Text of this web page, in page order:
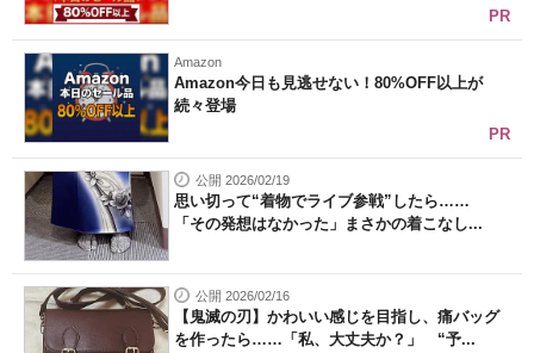
PR
Amazon
Amazon今日も見逃せない！80%OFF以上が
続々登場
PR
公開 2026/02/19
思い切って“着物でライブ参戦”したら……
「その発想はなかった」まさかの着こなし...
公開 2026/02/16
【鬼滅の刃】かわいい感じを目指し、痛バッグ
を作ったら……「私、大丈夫か？」 “予...